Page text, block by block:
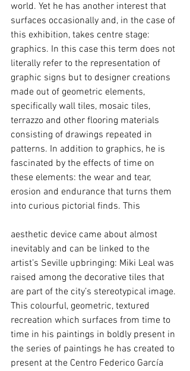
world. Yet he has another interest that
surfaces occasionally and, in the case of
this exhibition, takes centre stage:
graphics. In this case this term does not
literally refer to the representation of
graphic signs but to designer creations
made out of geometric elements,
specifically wall tiles, mosaic tiles,
terrazzo and other flooring materials
consisting of drawings repeated in
patterns. In addition to graphics, he is
fascinated by the effects of time on
these elements: the wear and tear,
erosion and endurance that turns them
into curious pictorial finds. This
aesthetic device came about almost
inevitably and can be linked to the
artist’s Seville upbringing: Miki Leal was
raised among the decorative tiles that
are part of the city’s stereotypical image.
This colourful, geometric, textured
recreation which surfaces from time to
time in his paintings in boldly present in
the series of paintings he has created to
present at the Centro Federico García